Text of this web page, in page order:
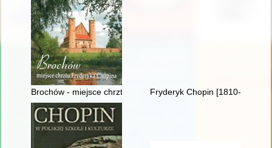
Brochów - miejsce chrztu Fryderyka ChopinaFryderyk Chopin [1810-1849].